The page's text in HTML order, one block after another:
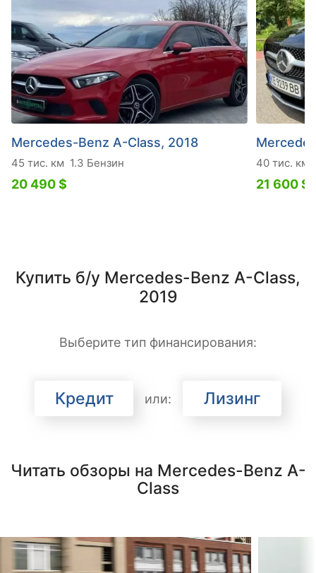
Mercedes-Benz A-Class, 2018
45 тис. км 1.3 Бензин
20 490 $
40 тис. км
21 600 $
Купить б/у Mercedes-Benz A-Class,
2019
Выберите тип финансирования:
Кредит или: Лизинг
Читать обзоры на Mercedes-Benz A-
Class